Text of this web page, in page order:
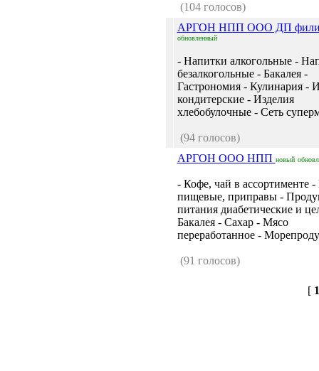
(104 голосов)
АРГОН НПП ООО ДП
обновленный
- Напитки алкогольные -
безалкогольные - Бакалея -
Гастрономия - Кулинария -
кондитерские - Изделия
хлебобулочные - Сеть
(94 голосов)
АРГОН ООО НПП новый
- Кофе, чай в ассортименте
пищевые, приправы -
питания диабетические и
Бакалея - Сахар - Мясо
переработанное -
(91 голосов)
[ 1